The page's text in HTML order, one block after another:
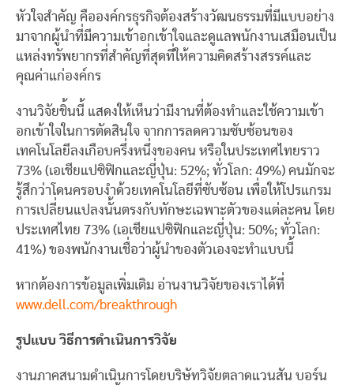
หัวใจสำคัญ คือองค์กรธุรกิจต้องสร้างวัฒนธรรมที่มีแบบอย่าง
มาจากผู้นำที่มีความเข้าอกเข้าใจและดูแลพนักงานเสมือนเป็น
แหล่งทรัพยากรที่สำคัญที่สุดที่ให้ความคิดสร้างสรรค์และ
คุณค่าแก่องค์กร
งานวิจัยชิ้นนี้ แสดงให้เห็นว่ามีงานที่ต้องทำและใช้ความเข้า
อกเข้าใจในการตัดสินใจ จากการลดความซับซ้อนของ
เทคโนโลยีลงเกือบครึ่งหนึ่งของคน หรือในประเทศไทยราว
73% (เอเชียแปซิฟิกและญี่ปุ่น: 52%; ทั่วโลก: 49%) คนมักจะ
รู้สึกว่าโดนครอบงำด้วยเทคโนโลยีที่ซับซ้อน เพื่อให้โปรแกรม
การเปลี่ยนแปลงนั้นตรงกับทักษะเฉพาะตัวของแต่ละคน โดย
ประเทศไทย 73% (เอเชียแปซิฟิกและญี่ปุ่น: 50%; ทั่วโลก:
41%) ของพนักงานเชื่อว่าผู้นำของตัวเองจะทำแบบนี้
หากต้องการข้อมูลเพิ่มเติม อ่านงานวิจัยของเราได้ที่
www.dell.com/breakthrough
รูปแบบ วิธีการดำเนินการวิจัย
งานภาคสนามดำเนินการโดยบริษัทวิจัยตลาดแวนสัน บอร์น